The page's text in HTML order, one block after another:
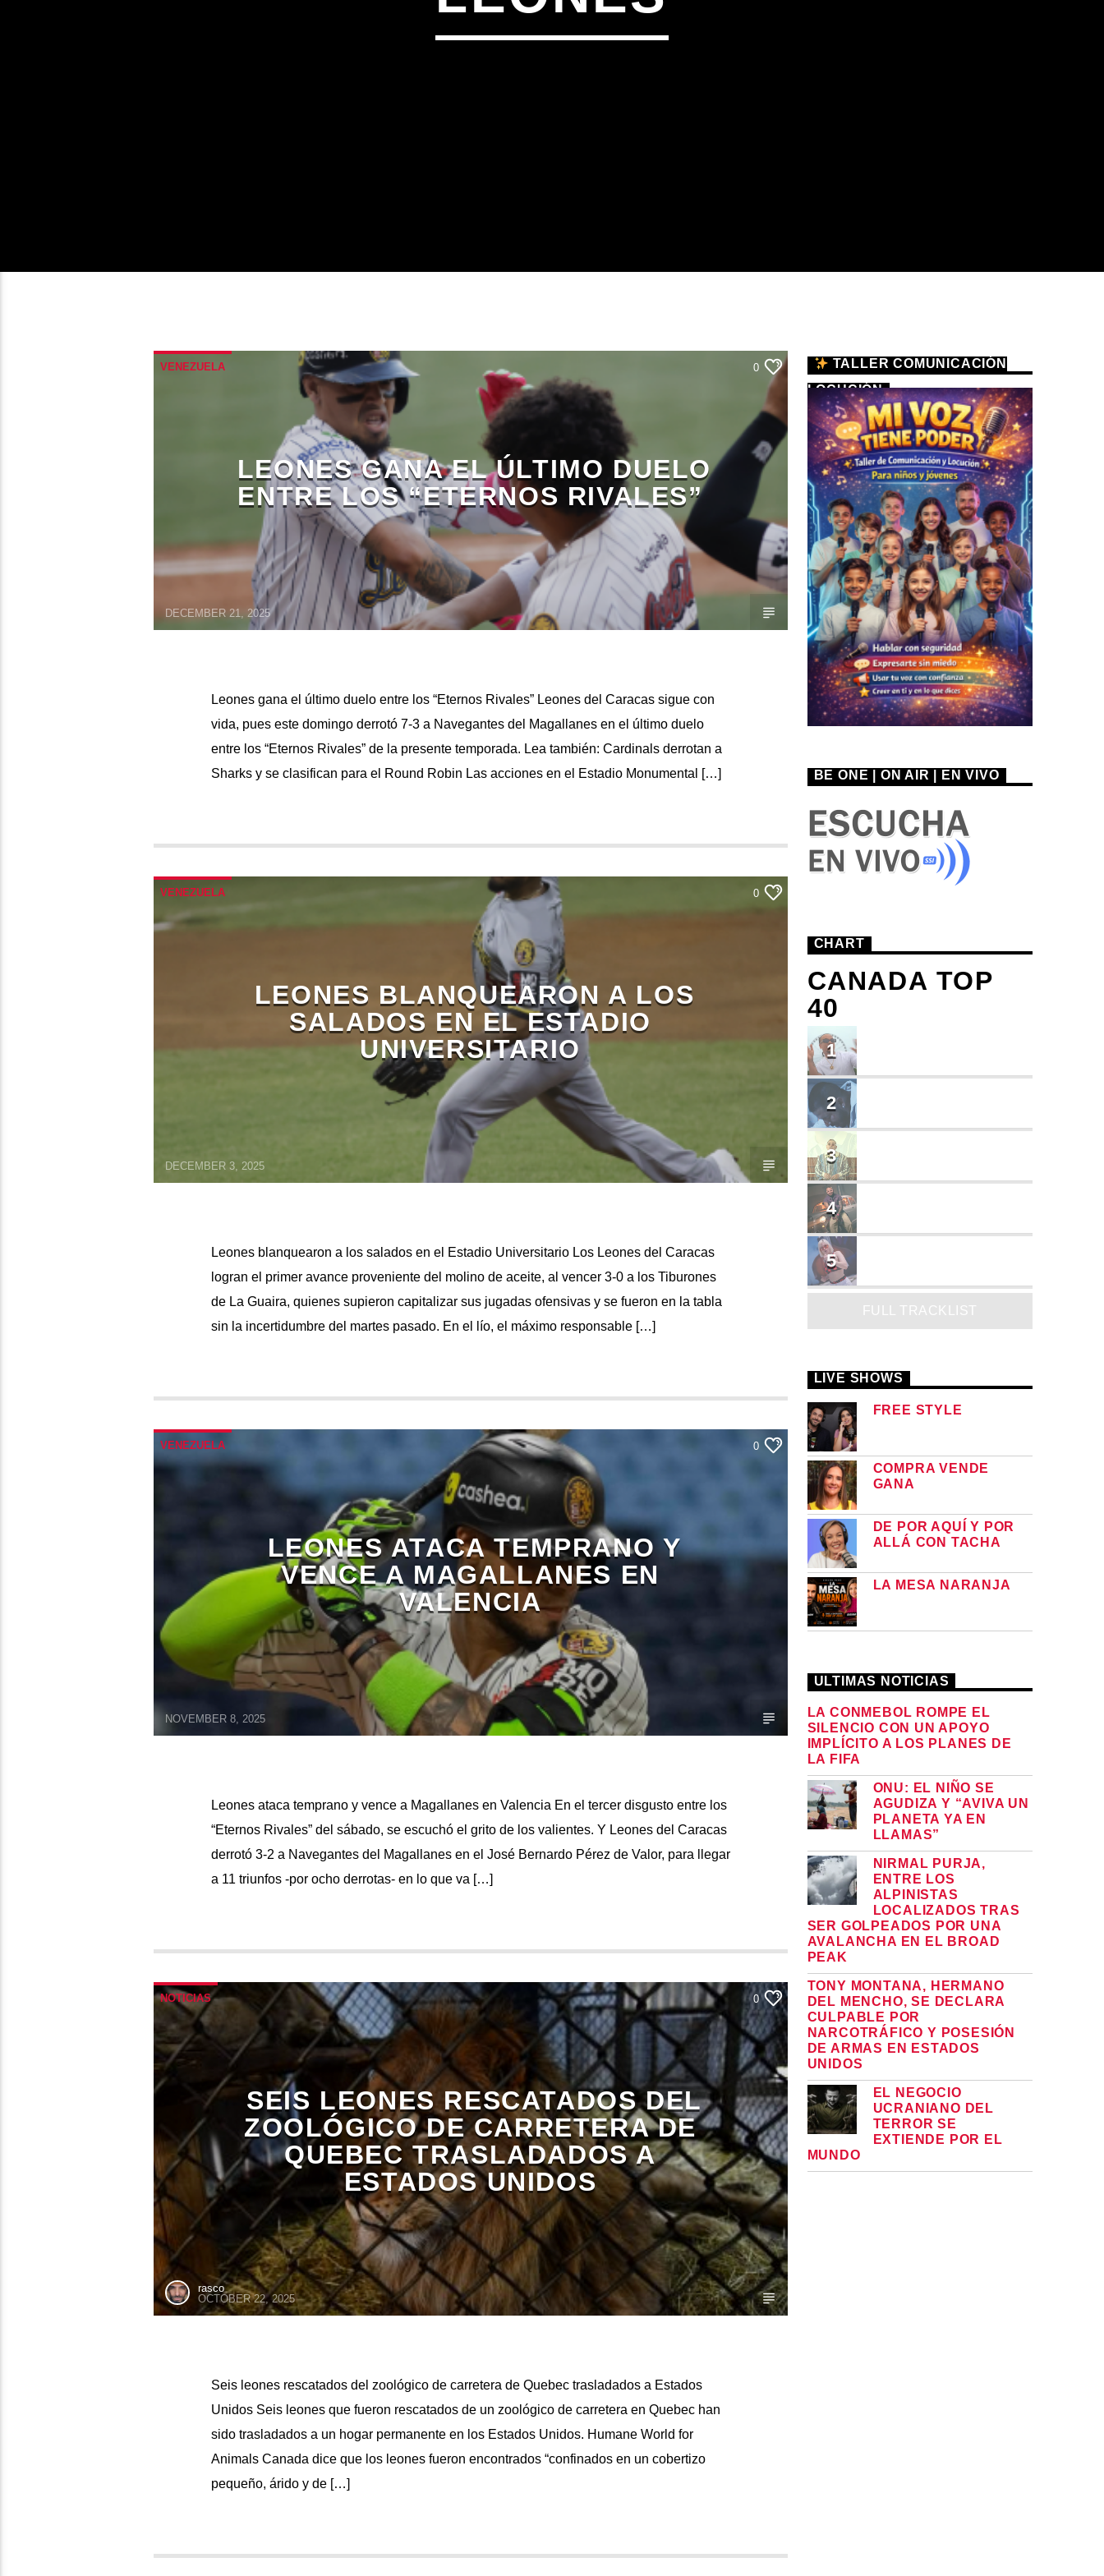
VENEZUELA 0
LEONES GANA EL ÚLTIMO DUELO
ENTRE LOS “ETERNOS RIVALES”
DECEMBER 21, 2025
Leones gana el último duelo entre los “Eternos Rivales” Leones del Caracas sigue con
vida, pues este domingo derrotó 7-3 a Navegantes del Magallanes en el último duelo
entre los “Eternos Rivales” de la presente temporada. Lea también: Cardinals derrotan a
Sharks y se clasifican para el Round Robin Las acciones en el Estadio Monumental […]
VENEZUELA 0
LEONES BLANQUEARON A LOS
SALADOS EN EL ESTADIO
UNIVERSITARIO
DECEMBER 3, 2025
Leones blanquearon a los salados en el Estadio Universitario Los Leones del Caracas
logran el primer avance proveniente del molino de aceite, al vencer 3-0 a los Tiburones
de La Guaira, quienes supieron capitalizar sus jugadas ofensivas y se fueron en la tabla
sin la incertidumbre del martes pasado. En el lío, el máximo responsable […]
VENEZUELA 0
LEONES ATACA TEMPRANO Y
VENCE A MAGALLANES EN
VALENCIA
NOVEMBER 8, 2025
Leones ataca temprano y vence a Magallanes en Valencia En el tercer disgusto entre los
“Eternos Rivales” del sábado, se escuchó el grito de los valientes. Y Leones del Caracas
derrotó 3-2 a Navegantes del Magallanes en el José Bernardo Pérez de Valor, para llegar
a 11 triunfos -por ocho derrotas- en lo que va […]
NOTICIAS 0
SEIS LEONES RESCATADOS DEL
ZOOLÓGICO DE CARRETERA DE
QUEBEC TRASLADADOS A
ESTADOS UNIDOS
rasco
OCTOBER 22, 2025
Seis leones rescatados del zoológico de carretera de Quebec trasladados a Estados
Unidos Seis leones que fueron rescatados de un zoológico de carretera en Quebec han
sido trasladados a un hogar permanente en los Estados Unidos. Humane World for
Animals Canada dice que los leones fueron encontrados “confinados en un cobertizo
pequeño, árido y de […]
TALLER COMUNICACIÓN
LOCUCIÓN
BE ONE | ON AIR | EN VIVO
CHART
CANADA TOP
40
1
2
3
4
5
FULL TRACKLIST
LIVE SHOWS
FREE STYLE
COMPRA VENDE
GANA
DE POR AQUÍ Y POR
ALLÁ CON TACHA
LA MESA NARANJA
ULTIMAS NOTICIAS
LA CONMEBOL ROMPE EL
SILENCIO CON UN APOYO
IMPLÍCITO A LOS PLANES DE
LA FIFA
ONU: EL NIÑO SE
AGUDIZA Y “AVIVA UN
PLANETA YA EN
LLAMAS”
NIRMAL PURJA,
ENTRE LOS
ALPINISTAS
LOCALIZADOS TRAS
SER GOLPEADOS POR UNA
AVALANCHA EN EL BROAD
PEAK
TONY MONTANA, HERMANO
DEL MENCHO, SE DECLARA
CULPABLE POR
NARCOTRÁFICO Y POSESIÓN
DE ARMAS EN ESTADOS
UNIDOS
EL NEGOCIO
UCRANIANO DEL
TERROR SE
EXTIENDE POR EL
MUNDO